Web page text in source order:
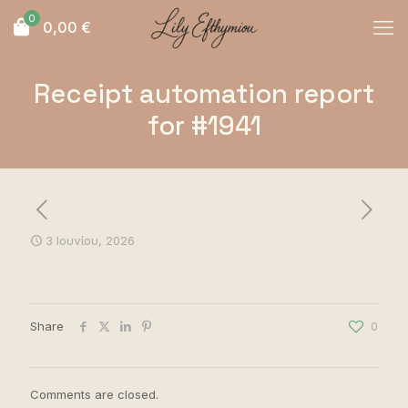
0 0,00 €
Receipt automation report
for #1941
3 Ιουνίου, 2026
Share 0
Comments are closed.